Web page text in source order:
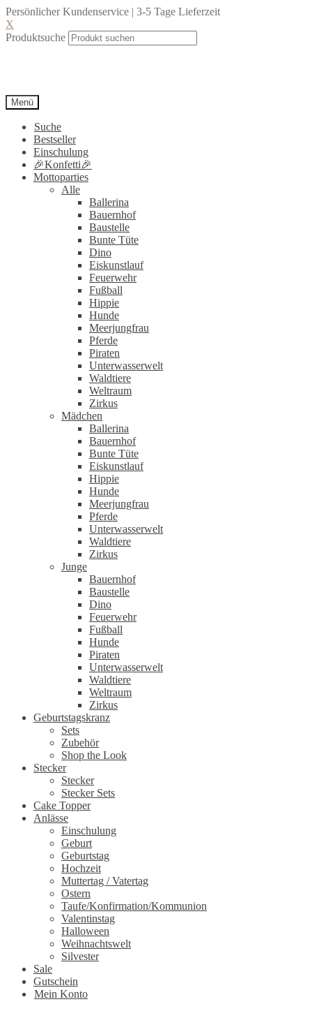
Persönlicher Kundenservice | 3-5 Tage Lieferzeit
X
Produktsuche
Menü
Suche
Bestseller
Einschulung
🎉Konfetti🎉
Mottoparties
Alle
Ballerina
Bauernhof
Baustelle
Bunte Tüte
Dino
Eiskunstlauf
Feuerwehr
Fußball
Hippie
Hunde
Meerjungfrau
Pferde
Piraten
Unterwasserwelt
Waldtiere
Weltraum
Zirkus
Mädchen
Ballerina
Bauernhof
Bunte Tüte
Eiskunstlauf
Hippie
Hunde
Meerjungfrau
Pferde
Unterwasserwelt
Waldtiere
Zirkus
Junge
Bauernhof
Baustelle
Dino
Feuerwehr
Fußball
Hunde
Piraten
Unterwasserwelt
Waldtiere
Weltraum
Zirkus
Geburtstagskranz
Sets
Zubehör
Shop the Look
Stecker
Stecker
Stecker Sets
Cake Topper
Anlässe
Einschulung
Geburt
Geburtstag
Hochzeit
Muttertag / Vatertag
Ostern
Taufe/Konfirmation/Kommunion
Valentinstag
Halloween
Weihnachtswelt
Silvester
Sale
Gutschein
Mein Konto